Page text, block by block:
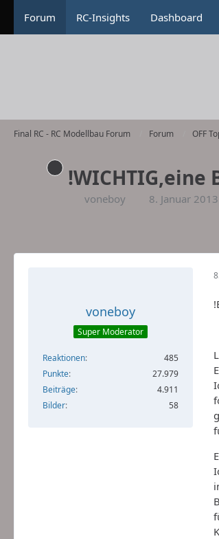
Forum RC-Insights Dashboard
Final RC - RC Modellbau Forum Forum OFF
voneboy 8. Januar
voneboy
Super Moderator
Reaktionen
485
Punkte
27.979
Beiträge
4.911
Bilder
58